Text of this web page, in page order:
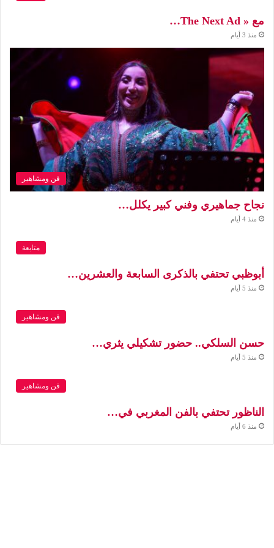
مع « The Next Ad…
منذ 3 أيام
فن ومشاهير
نجاح جماهيري وفني كبير يكلل…
منذ 4 أيام
متابعة
أبوظبي تحتفي بالذكرى السابعة والعشرين…
منذ 5 أيام
فن ومشاهير
حسن السلكي.. حضور تشكيلي يثري…
منذ 5 أيام
فن ومشاهير
الناظور تحتفي بالفن المغربي في…
منذ 6 أيام